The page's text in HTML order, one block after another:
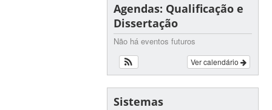
Agendas: Qualificação e
Dissertação
Não há eventos futuros
Ver calendário
Sistemas